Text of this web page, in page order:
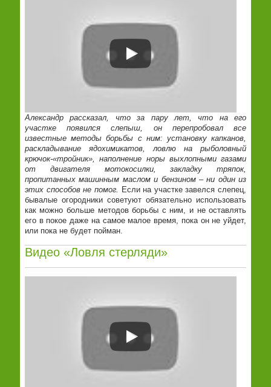
Александр рассказал, что за пару лет, что на его
участке появился слепыш, он перепробовал все
известные методы борьбы с ним: установку капканов,
раскладывание ядохимикатов, ловлю на рыболовный
крючок-«тройник», наполнение норы выхлопными газами
от двигателя мотокосилки, закладку тряпок,
пропитанных машинным маслом и бензином – ни один из
этих способов не помог. Если на участке завелся слепец,
бывалые огородники советуют обязательно использовать
как можно больше методов борьбы с ним, и не оставлять
его в покое даже на самое малое время, пока он не уйдет,
или пока не будет пойман.
Видео «Ловля стерляди»